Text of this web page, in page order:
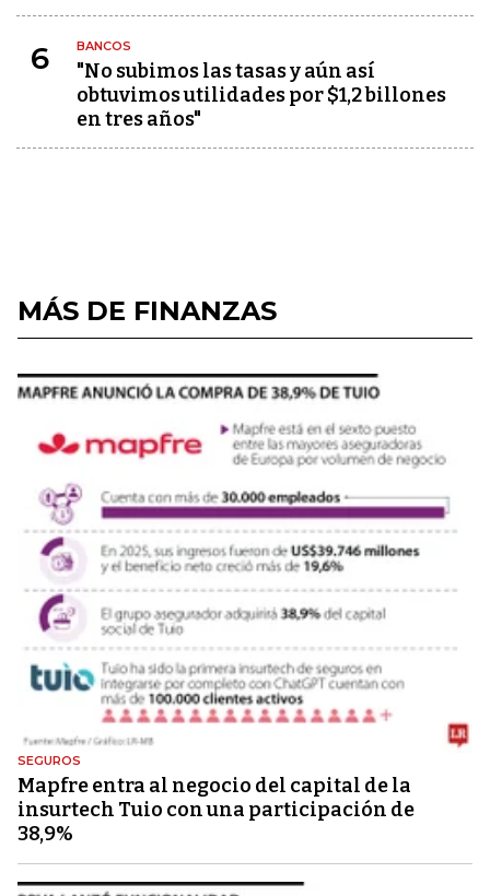
6 BANCOS
"No subimos las tasas y aún así
obtuvimos utilidades por $1,2 billones
en tres años"
MÁS DE FINANZAS
SEGUROS
Mapfre entra al negocio del capital de la
insurtech Tuio con una participación de
38,9%